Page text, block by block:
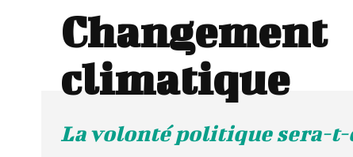
Changement
climatique
La volonté politique sera-